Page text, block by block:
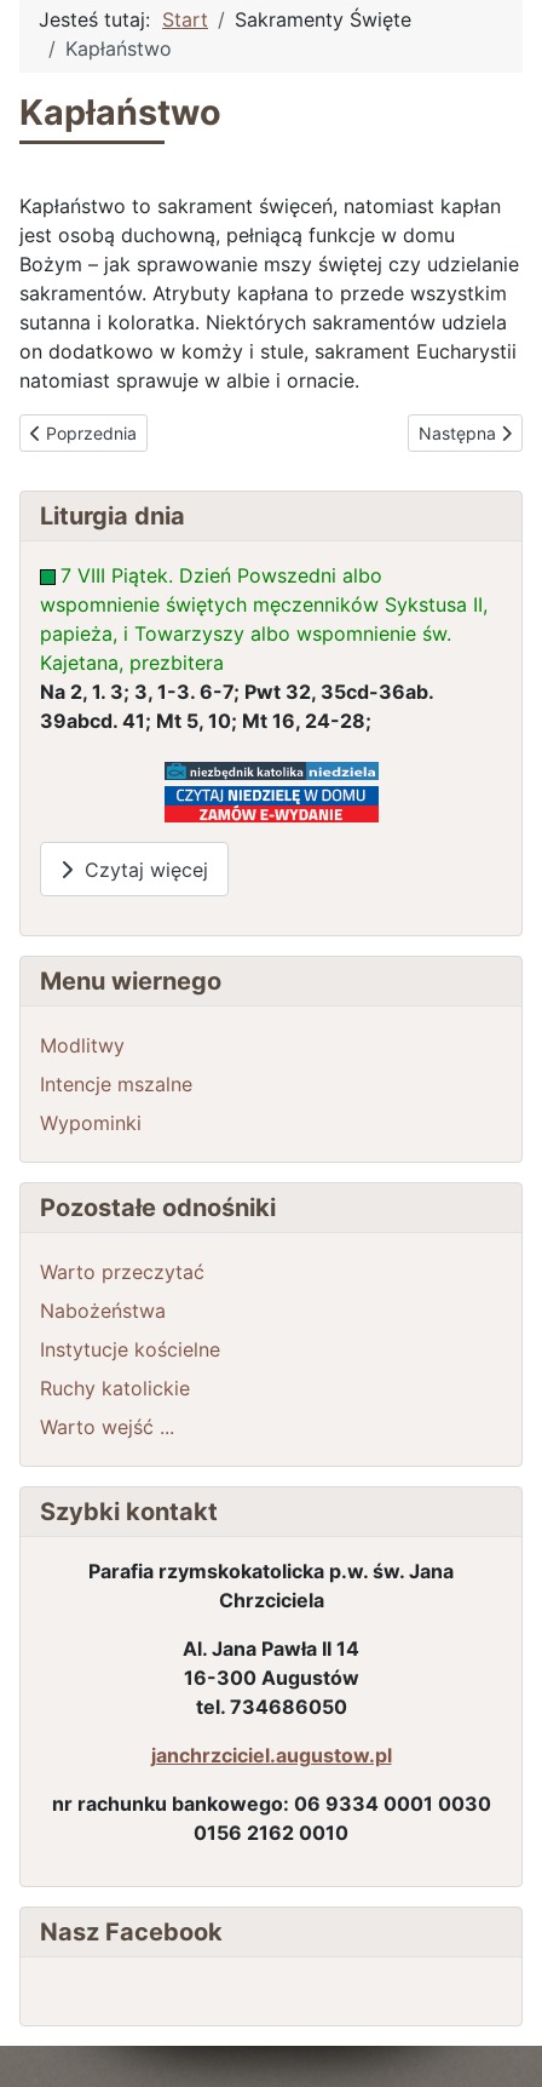
Liturgia dnia
7 VIII Piątek. Dzień Powszedni albo
wspomnienie świętych męczenników Sykstusa II,
papieża, i Towarzyszy albo wspomnienie św.
Kajetana, prezbitera
Na 2, 1. 3; 3, 1-3. 6-7; Pwt 32, 35cd-36ab.
39abcd. 41; Mt 5, 10; Mt 16, 24-28;
Czytaj więcej
Menu wiernego
Modlitwy
Intencje mszalne
Wypominki
Pozostałe odnośniki
Warto przeczytać
Nabożeństwa
Instytucje kościelne
Ruchy katolickie
Warto wejść ...
Szybki kontakt
Parafia rzymskokatolicka p.w. św. Jana
Chrzciciela
Al. Jana Pawła II 14
16-300 Augustów
tel. 734686050
janchrzciciel.augustow.pl
nr rachunku bankowego: 06 9334 0001 0030
0156 2162 0010
Nasz Facebook
Jesteś tutaj: Start
Sakramenty Święte
Kapłaństwo
Kapłaństwo
Kapłaństwo to sakrament święceń, natomiast kapłan
jest osobą duchowną, pełniącą funkcje w domu
Bożym – jak sprawowanie mszy świętej czy udzielanie
sakramentów. Atrybuty kapłana to przede wszystkim
sutanna i koloratka. Niektórych sakramentów udziela
on dodatkowo w komży i stule, sakrament Eucharystii
natomiast sprawuje w albie i ornacie.
Poprzednia strona: Małżeństwo
Poprzednia Następna
Następna